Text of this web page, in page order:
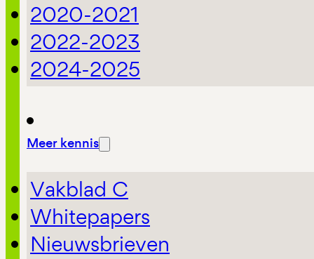
2020-2021
2022-2023
2024-2025
Meer kennis
Vakblad C
Whitepapers
Nieuwsbrieven